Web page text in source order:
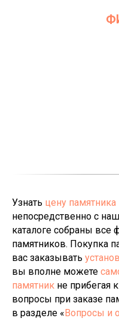
Узнать цену памятника
непосредственно с
каталоге собраны
памятников. Покупка
вас заказывать
вы вполне можете
памятник не прибегая
вопросы при заказе
в разделе «Вопросы и